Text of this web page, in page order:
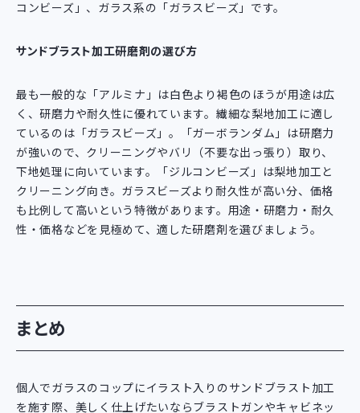
コンビーズ」、ガラス系の「ガラスビーズ」です。
サンドブラスト加工研磨剤の選び方
最も一般的な「アルミナ」は白色より褐色のほうが用途は広
く、研磨力や耐久性に優れています。繊細な梨地加工に適し
ているのは「ガラスビーズ」。「ガーボランダム」は研磨力
が強いので、クリーニングやバリ（不要な出っ張り）取り、
下地処理に向いています。「ジルコンビーズ」は梨地加工と
クリーニング向き。ガラスビーズより耐久性が高い分、価格
も比例して高いという特徴があります。用途・研磨力・耐久
性・価格などを見極めて、適した研磨剤を選びましょう。
まとめ
個人でガラスのコップにイラスト入りのサンドブラスト加工
を施す際、美しく仕上げたいならブラストガンやキャビネッ